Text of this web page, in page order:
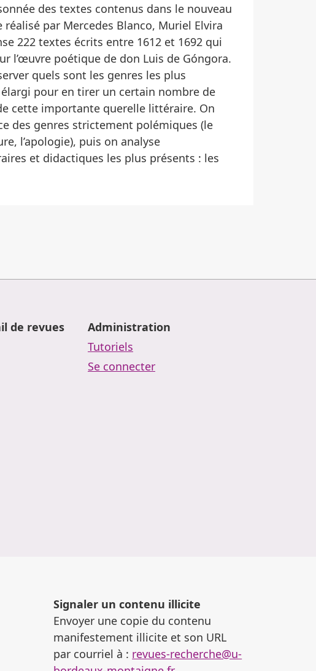
des textes contenus dans le nouveau
par Mercedes Blanco, Muriel Elvira
222 textes écrits entre 1612 et 1692 qui
l’œuvre poétique de don Luis de Góngora.
quels sont les genres les plus
pour en tirer un certain nombre de
cette importante querelle littéraire. On
des genres strictement polémiques (le
l’apologie), puis on analyse
et didactiques les plus présents : les
de revues
Administration
Tutoriels
Se connecter
Signaler un contenu illicite
Envoyer une copie du contenu
manifestement illicite et son URL
par courriel à : revues-recherche@u-